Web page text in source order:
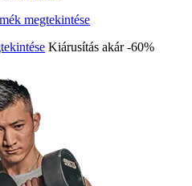
Kiárusítás akár -60%